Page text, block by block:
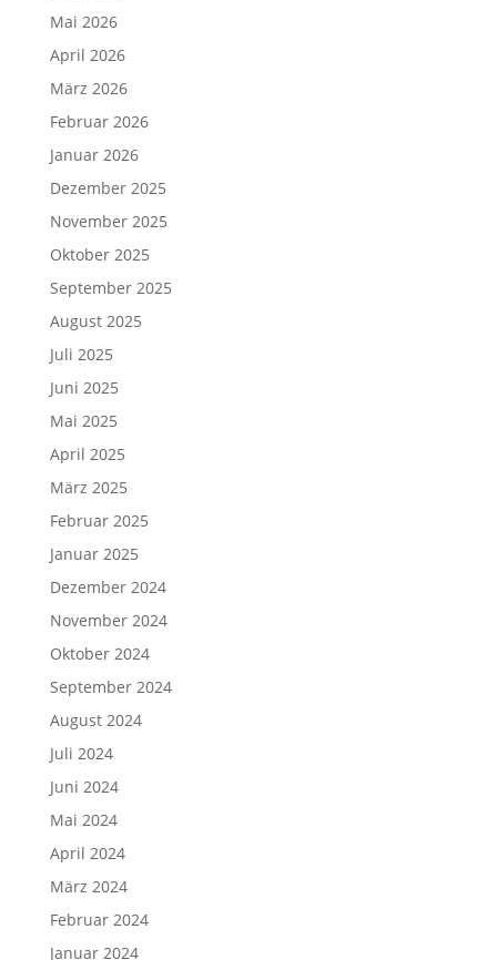
Mai 2026
April 2026
März 2026
Februar 2026
Januar 2026
Dezember 2025
November 2025
Oktober 2025
September 2025
August 2025
Juli 2025
Juni 2025
Mai 2025
April 2025
März 2025
Februar 2025
Januar 2025
Dezember 2024
November 2024
Oktober 2024
September 2024
August 2024
Juli 2024
Juni 2024
Mai 2024
April 2024
März 2024
Februar 2024
Januar 2024